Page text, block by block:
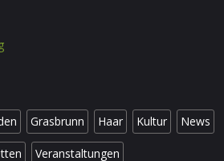
Grasbrunn Haar Kultur News
Veranstaltungen